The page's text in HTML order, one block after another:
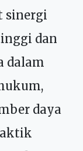
sinergi
dan
dalam
daya